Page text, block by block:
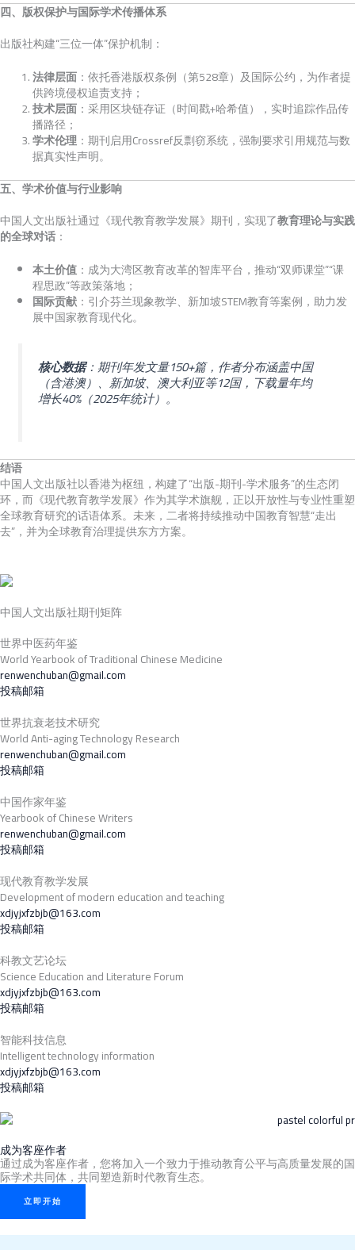
四、版权保护与国际学术传播体系
出版社构建“三位一体”保护机制：
法律层面 ：依托香港版权条例（第528章）及国际公约，为作者提
供跨境侵权追责支持；
技术层面 ：采用区块链存证（时间戳+哈希值），实时追踪作品传
播路径；
学术伦理 ：期刊启用Crossref反剽窃系统，强制要求引用规范与数
据真实性声明。
五、学术价值与行业影响
中国人文出版社通过《现代教育教学发展》期刊，实现了教育理论与实践
的全球对话 ：
本土价值 ：成为大湾区教育改革的智库平台，推动“双师课堂”“课
程思政”等政策落地；
国际贡献 ：引介芬兰现象教学、新加坡STEM教育等案例，助力发
展中国家教育现代化。
核心数据：期刊年发文量150+篇，作者分布涵盖中国
（含港澳）、新加坡、澳大利亚等12国，下载量年均
增长40%（2025年统计）。
结语
中国人文出版社以香港为枢纽，构建了“出版-期刊-学术服务”的生态闭
环，而《现代教育教学发展》作为其学术旗舰，正以开放性与专业性重塑
全球教育研究的话语体系。未来，二者将持续推动中国教育智慧“走出
去”，并为全球教育治理提供东方方案。
中国人文出版社期刊矩阵
世界中医药年鉴
World Yearbook of Traditional Chinese Medicine
renwenchuban@gmail.com
投稿邮箱
世界抗衰老技术研究
World Anti-aging Technology Research
renwenchuban@gmail.com
投稿邮箱
中国作家年鉴
Yearbook of Chinese Writers
renwenchuban@gmail.com
投稿邮箱
现代教育教学发展
Development of modern education and teaching
xdjyjxfzbjb@163.com
投稿邮箱
科教文艺论坛
Science Education and Literature Forum
xdjyjxfzbjb@163.com
投稿邮箱
智能科技信息
Intelligent technology information
xdjyjxfzbjb@163.com
投稿邮箱
成为客座作者
通过成为客座作者，您将加入一个致力于推动教育公平与高质量发展的国
际学术共同体，共同塑造新时代教育生态。
立即开始